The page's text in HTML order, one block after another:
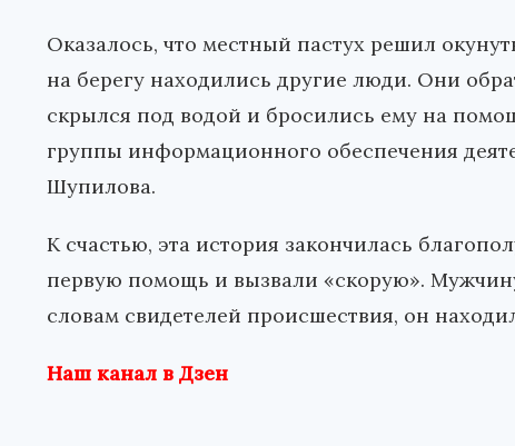
Оказалось, что местный пастух решил
на берегу находились другие люди. Они
скрылся под водой и бросились ему на
группы информационного обеспечения
Шупилова.
К счастью, эта история закончилась
первую помощь и вызвали «скорую».
словам свидетелей происшествия, он
Наш канал в Дзен